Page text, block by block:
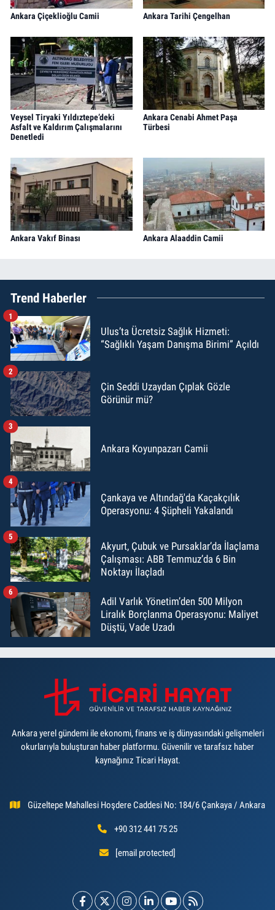
Ankara Çiçeklioğlu Camii Ankara Tarihi Çengelhan
Veysel Tiryaki Yıldıztepe’deki
Asfalt ve Kaldırım Çalışmalarını
Denetledi
Ankara Cenabi Ahmet Paşa
Türbesi
Ankara Vakıf Binası Ankara Alaaddin Camii
Trend Haberler
Ulus’ta Ücretsiz Sağlık Hizmeti:
“Sağlıklı Yaşam Danışma Birimi” Açıldı
1
Çin Seddi Uzaydan Çıplak Gözle
Görünür mü?
2
Ankara Koyunpazarı Camii
3
Çankaya ve Altındağ'da Kaçakçılık
Operasyonu: 4 Şüpheli Yakalandı
4
Akyurt, Çubuk ve Pursaklar’da İlaçlama
Çalışması: ABB Temmuz’da 6 Bin
Noktayı İlaçladı
5
Adil Varlık Yönetim’den 500 Milyon
Liralık Borçlanma Operasyonu: Maliyet
Düştü, Vade Uzadı
6
Ankara yerel gündemi ile ekonomi, finans ve iş dünyasındaki gelişmeleri
okurlarıyla buluşturan haber platformu. Güvenilir ve tarafsız haber
kaynağınız Ticari Hayat.
Güzeltepe Mahallesi Hoşdere Caddesi No: 184/6 Çankaya / Ankara
+90 312 441 75 25
[email protected]